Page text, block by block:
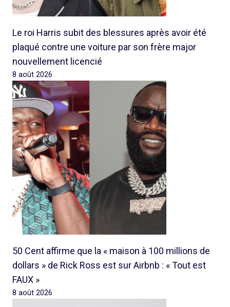
Le roi Harris subit des blessures après avoir été
plaqué contre une voiture par son frère major
nouvellement licencié
8 août 2026
50 Cent affirme que la « maison à 100 millions de
dollars » de Rick Ross est sur Airbnb : « Tout est
FAUX »
8 août 2026